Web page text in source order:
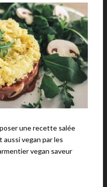
une recette salée
vegan par les
vegan saveur